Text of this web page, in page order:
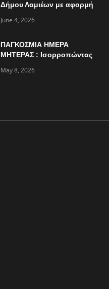
Δήμου Λαμιέων με αφορμή
περιβάλλοντος
June 4, 2026
ΠΑΓΚΟΣΜΙΑ ΗΜΕΡΑ
ΜΗΤΕΡΑΣ : Ισορροπώντας
May 8, 2026